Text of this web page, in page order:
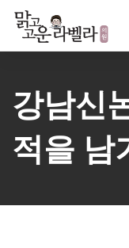
Skip
content
강남신
적을 남